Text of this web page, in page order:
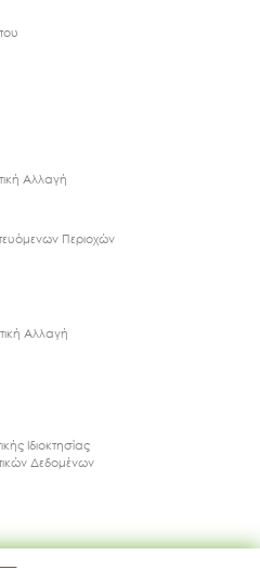
Αλλαγή
Περιοχών
Αλλαγή
Ιδιοκτησίας
Δεδομένων